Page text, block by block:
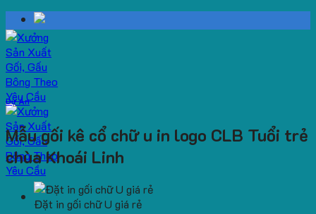
Skip
to
content
Dự Án
Mẫu gối kê cổ chữ u in logo CLB Tuổi trẻ
chùa Khoái Linh
Đặt in gối chữ U giá rẻ